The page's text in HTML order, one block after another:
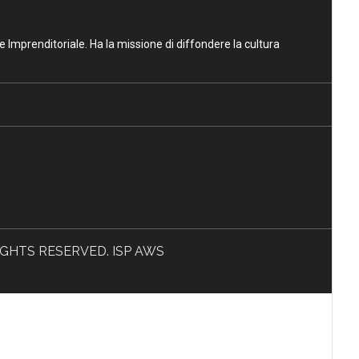
Imprenditoriale. Ha la missione di diffondere la cultura
RESERVED. ISP AWS